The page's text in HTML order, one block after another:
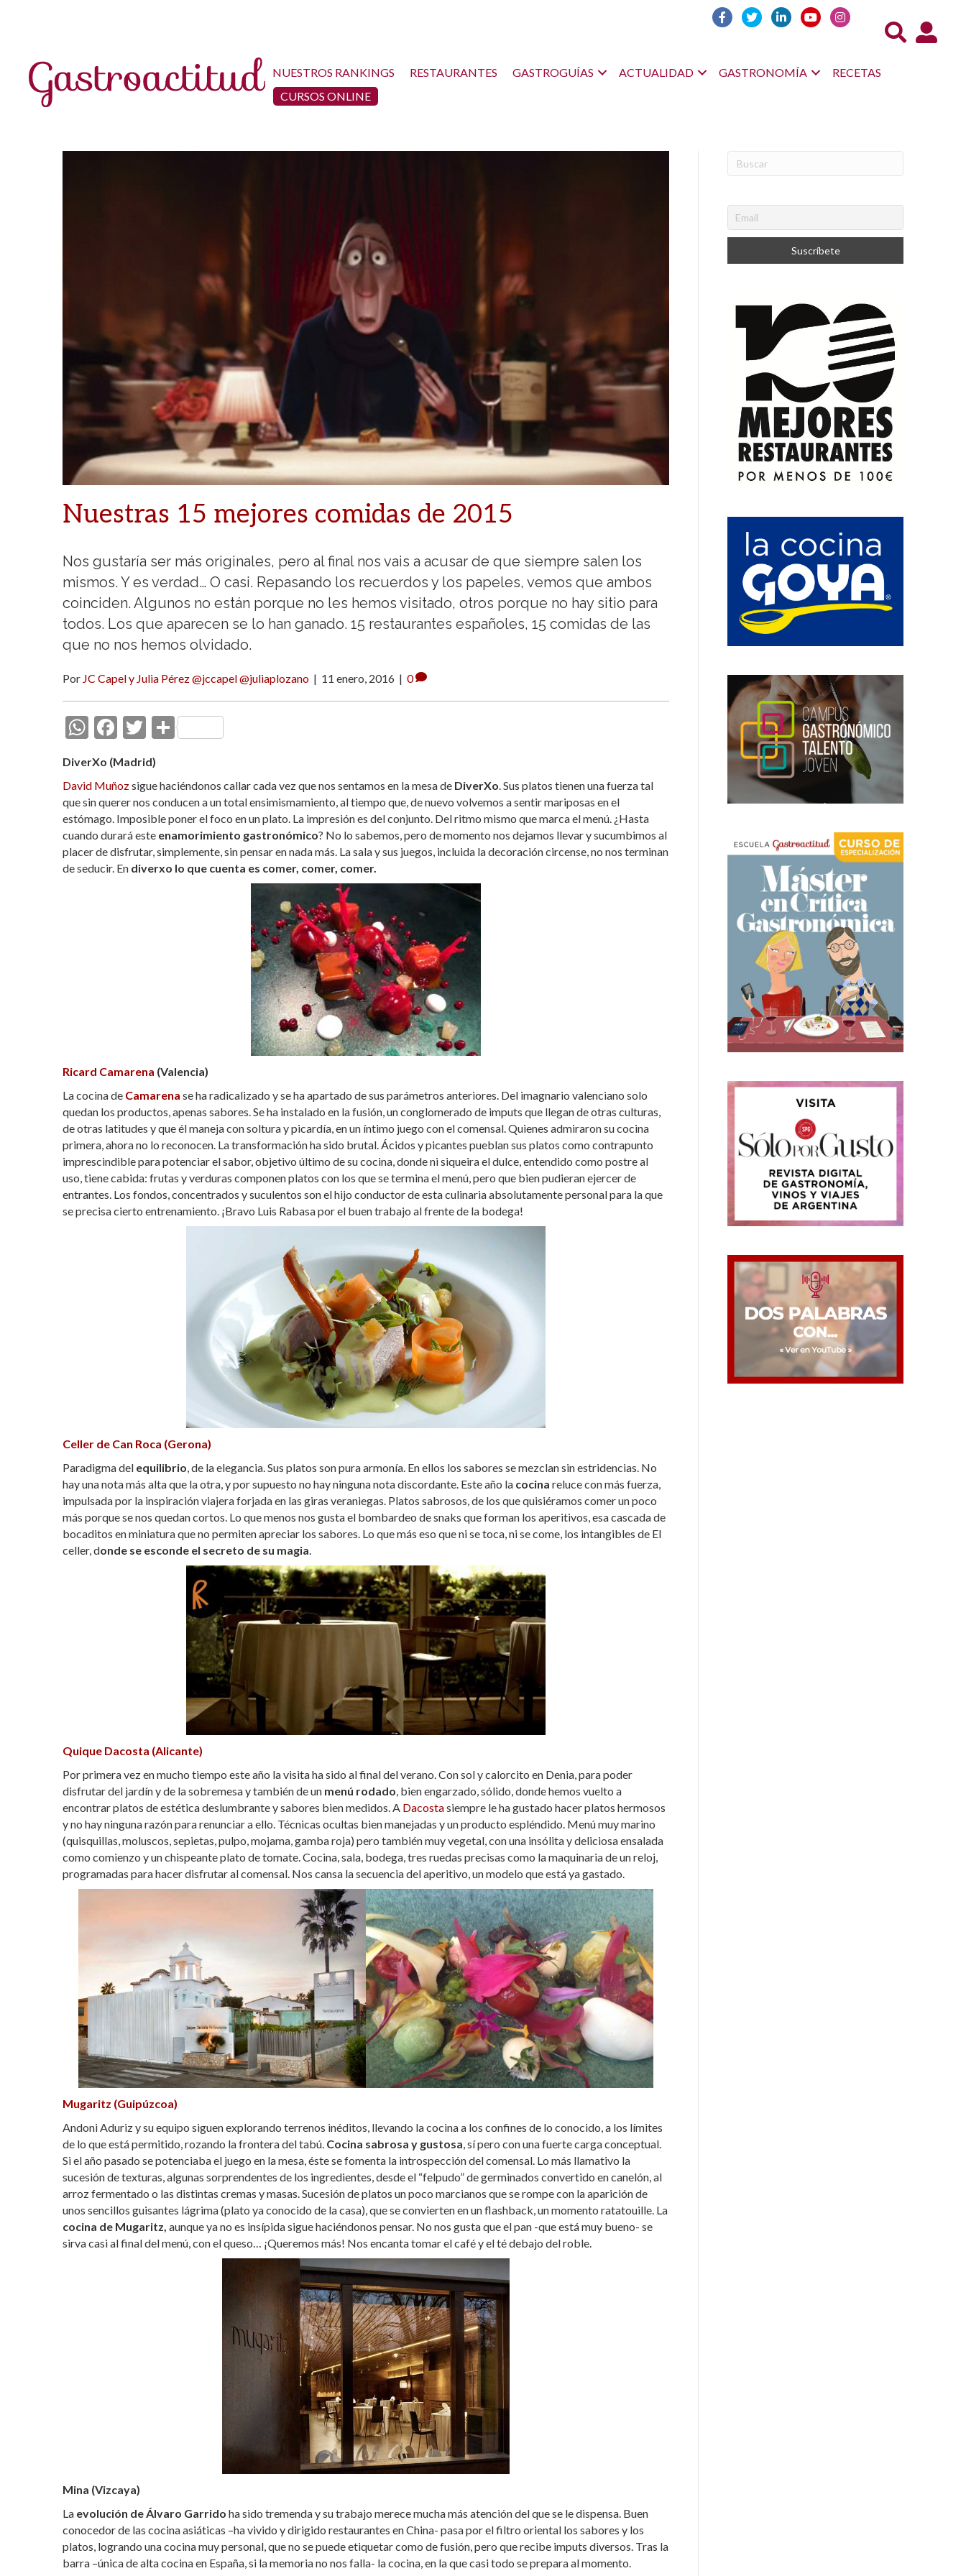
Acceso
NUESTROS RANKINGS RESTAURANTES GASTROGUÍAS ACTUALIDAD GASTRONOMÍA
RECETAS
CURSOS ONLINE
Nuestras 15 mejores comidas de 2015
Nos gustaría ser más originales, pero al final nos vais a acusar de que siempre salen los
mismos. Y es verdad… O casi. Repasando los recuerdos y los papeles, vemos que ambos
coinciden. Algunos no están porque no les hemos visitado, otros porque no hay sitio para
todos. Los que aparecen se lo han ganado. 15 restaurantes españoles, 15 comidas de las
que no nos hemos olvidado.
Por JC Capel y Julia Pérez @jccapel @juliaplozano | 11 enero, 2016 | 0
W
at
s
A
p
p
F
e
b
o
o
k
T
w
itt
er
C
p
ar
ti
r
DiverXo (Madrid)
David Muñozsigue haciéndonos callar cada vez que nos sentamos en la mesa de DiverXo. Sus platos tienen una fuerza tal
que sin querer nos conducen a un total ensimismamiento, al tiempo que, de nuevo volvemos a sentir mariposas en el
estómago. Imposible poner el foco en un plato. La impresión es del conjunto. Del ritmo mismo que marca el menú. ¿Hasta
cuando durará este enamorimiento gastronómico? No lo sabemos, pero de momento nos dejamos llevar y sucumbimos al
placer de disfrutar, simplemente, sin pensar en nada más. La sala y sus juegos, incluida la decoración circense, no nos terminan
de seducir. En diverxo lo que cuenta es comer, comer, comer.
Ricard Camarena (Valencia)
La cocina de Camarena se ha radicalizado y se ha apartado de sus parámetros anteriores. Del imagnario valenciano solo
quedan los productos, apenas sabores. Se ha instalado en la fusión, un conglomerado de imputs que llegan de otras culturas,
de otras latitudes y que él maneja con soltura y picardía, en un íntimo juego con el comensal. Quienes admiraron su cocina
primera, ahora no lo reconocen. La transformación ha sido brutal. Ácidos y picantes pueblan sus platos como contrapunto
imprescindible para potenciar el sabor, objetivo último de su cocina, donde ni siqueira el dulce, entendido como postre al
uso, tiene cabida: frutas y verduras componen platos con los que se termina el menú, pero que bien pudieran ejercer de
entrantes. Los fondos, concentrados y suculentos son el hijo conductor de esta culinaria absolutamente personal para la que
se precisa cierto entrenamiento. ¡Bravo Luis Rabasa por el buen trabajo al frente de la bodega!
Celler de Can Roca (Gerona)
Paradigma del equilibrio, de la elegancia. Sus platos son pura armonía. En ellos los sabores se mezclan sin estridencias. No
hay una nota más alta que la otra, y por supuesto no hay ninguna nota discordante. Este año la cocina reluce con más fuerza,
impulsada por la inspiración viajera forjada en las giras veraniegas. Platos sabrosos, de los que quisiéramos comer un poco
más porque se nos quedan cortos. Lo que menos nos gusta el bombardeo de snaks que forman los aperitivos, esa cascada de
bocaditos en miniatura que no permiten apreciar los sabores. Lo que más eso que ni se toca, ni se come, los intangibles de El
celler, donde se esconde el secreto de su magia.
Quique Dacosta (Alicante)
Por primera vez en mucho tiempo este año la visita ha sido al final del verano. Con sol y calorcito en Denia, para poder
disfrutar del jardín y de la sobremesa y también de un menú rodado, bien engarzado, sólido, donde hemos vuelto a
encontrar platos de estética deslumbrante y sabores bien medidos. A Dacostasiempre le ha gustado hacer platos hermosos
y no hay ninguna razón para renunciar a ello. Técnicas ocultas bien manejadas y un producto espléndido. Menú muy marino
(quisquillas, moluscos, sepietas, pulpo, mojama, gamba roja) pero también muy vegetal, con una insólita y deliciosa ensalada
como comienzo y un chispeante plato de tomate. Cocina, sala, bodega, tres ruedas precisas como la maquinaria de un reloj,
programadas para hacer disfrutar al comensal. Nos cansa la secuencia del aperitivo, un modelo que está ya gastado.
Mugaritz (Guipúzcoa)
Andoni Aduriz y su equipo siguen explorando terrenos inéditos, llevando la cocina a los confines de lo conocido, a los límites
de lo que está permitido, rozando la frontera del tabú. Cocina sabrosa y gustosa, sí pero con una fuerte carga conceptual.
Si el año pasado se potenciaba el juego en la mesa, éste se fomenta la introspección del comensal. Lo más llamativo la
sucesión de texturas, algunas sorprendentes de los ingredientes, desde el “felpudo” de germinados convertido en canelón, al
arroz fermentado o las distintas cremas y masas. Sucesión de platos un poco marcianos que se rompe con la aparición de
unos sencillos guisantes lágrima (plato ya conocido de la casa), que se convierten en un flashback, un momento ratatouille. La
cocina de Mugaritz, aunque ya no es insípida sigue haciéndonos pensar. No nos gusta que el pan -que está muy bueno- se
sirva casi al final del menú, con el queso… ¡Queremos más! Nos encanta tomar el café y el té debajo del roble.
Mina (Vizcaya)
La evolución de Álvaro Garrido ha sido tremenda y su trabajo merece mucha más atención del que se le dispensa. Buen
conocedor de las cocina asiáticas –ha vivido y dirigido restaurantes en China- pasa por el filtro oriental los sabores y los
platos, logrando una cocina muy personal, que no se puede etiquetar como de fusión, pero que recibe imputs diversos. Tras la
barra –única de alta cocina en España, si la memoria no nos falla- la cocina, en la que casi todo se prepara al momento.